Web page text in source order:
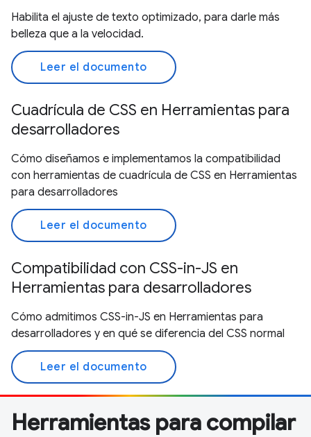
Habilita el ajuste de texto optimizado, para darle más
belleza que a la velocidad.
Leer el documento
Cuadrícula de CSS en Herramientas para
desarrolladores
Cómo diseñamos e implementamos la compatibilidad
con herramientas de cuadrícula de CSS en Herramientas
para desarrolladores
Leer el documento
Compatibilidad con CSS-in-JS en
Herramientas para desarrolladores
Cómo admitimos CSS-in-JS en Herramientas para
desarrolladores y en qué se diferencia del CSS normal
Leer el documento
Herramientas para compilar